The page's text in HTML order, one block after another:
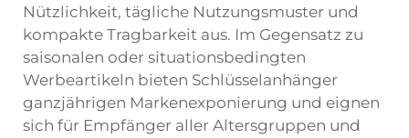
Nützlichkeit, tägliche Nutzungsmuster und
kompakte Tragbarkeit aus. Im Gegensatz zu
saisonalen oder situationsbedingten
Werbeartikeln bieten Schlüsselanhänger
ganzjährigen Markenexponierung und eignen
sich für Empfänger aller Altersgruppen und